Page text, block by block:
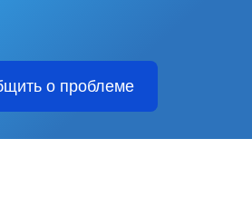
о проблеме